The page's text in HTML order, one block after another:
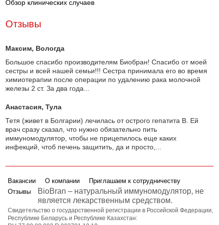
Обзор клинических случаев
Отзывы
Максим, Вологда
Большое спасибо производителям Биобран! Спасибо от моей
сестры и всей нашей семьи!!! Сестра принимала его во время
химиотерапии после операции по удалению рака молочной
железы 2 ст. За два года...
Анастасия, Тула
Тетя (живет в Болгарии) лечилась от острого гепатита В. Ей
врач сразу сказал, что нужно обязательно пить
иммуномодулятор, чтобы не прицепилось еще каких
инфекций, чтоб печень защитить, да и просто,...
Вакансии О компании
Приглашаем к сотрудничеству
Отзывы
BioBran – натуральный иммуномодулятор, не
является лекарственным средством.
Свидетельство о государственной регистрации в Российской Федерации,
Республике Беларусь и Республике Казахстан: